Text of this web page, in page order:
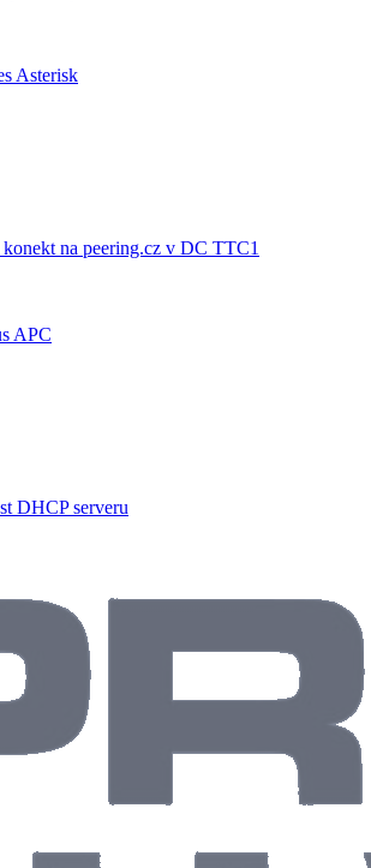
Asterisk
na peering.cz v DC TTC1
APC
DHCP serveru